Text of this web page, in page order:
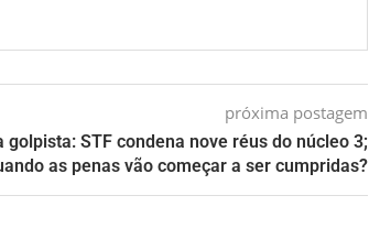
próxima postagem
golpista: STF condena nove réus do núcleo 3;
as penas vão começar a ser cumpridas?